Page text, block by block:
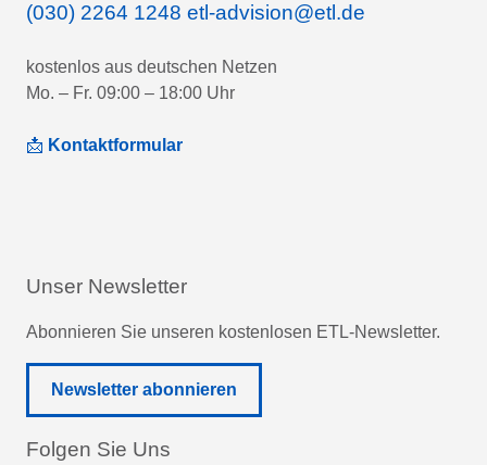
(030) 2264 1248 etl-advision@etl.de
kostenlos aus deutschen Netzen
Mo. – Fr. 09:00 – 18:00 Uhr
📩 Kontaktformular
Unser Newsletter
Abonnieren Sie unseren kostenlosen ETL-Newsletter.
Newsletter abonnieren
Folgen Sie Uns